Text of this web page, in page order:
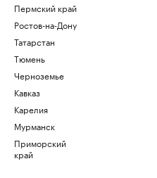
Пермский край
Ростов-на-Дону
Татарстан
Тюмень
Черноземье
Кавказ
Карелия
Мурманск
Приморский
край